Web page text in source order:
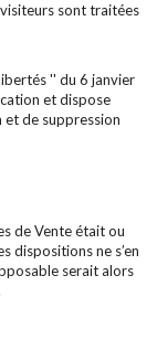
sont traitées
'' du 6 janvier
et dispose
de suppression
de Vente était ou
dispositions ne s’en
serait alors